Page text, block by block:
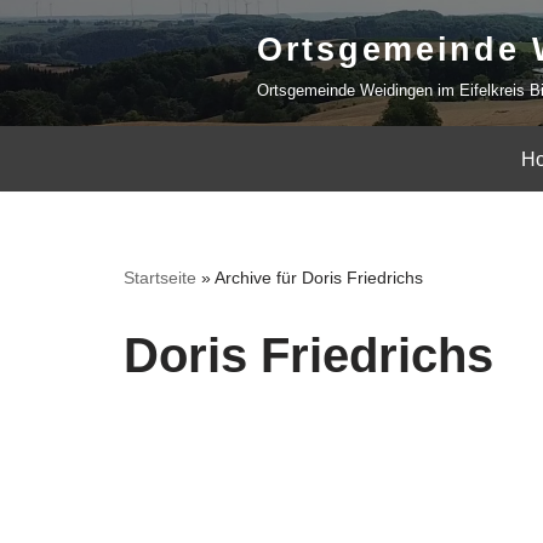
Zum
springen
Ortsgemeinde
Ortsgemeinde Weidingen im Eifelkreis
Startseite »Archive für Doris Friedrichs
Doris Friedrichs